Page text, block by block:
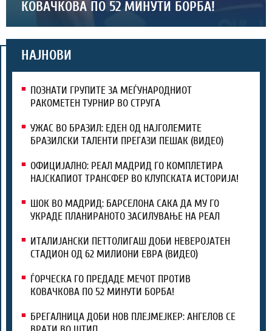
КОВАЧКОВА ПО 52 МИНУТИ БОРБА!
НАЈНОВИ
ПОЗНАТИ ГРУПИТЕ ЗА МЕЃУНАРОДНИОТ
РАКОМЕТЕН ТУРНИР ВО СТРУГА
УЖАС ВО БРАЗИЛ: ЕДЕН ОД НАЈГОЛЕМИТЕ
БРАЗИЛСКИ ТАЛЕНТИ ПРЕГАЗИ ПЕШАК (ВИДЕО)
ОФИЦИЈАЛНО: РЕАЛ МАДРИД ГО КОМПЛЕТИРА
НАЈСКАПИОТ ТРАНСФЕР ВО КЛУПСКАТА ИСТОРИЈА!
ШОК ВО МАДРИД: БАРСЕЛОНА САКА ДА МУ ГО
УКРАДЕ ПЛАНИРАНОТО ЗАСИЛУВАЊЕ НА РЕАЛ
ИТАЛИЈАНСКИ ПЕТТОЛИГАШ ДОБИ НЕВЕРОЈАТЕН
СТАДИОН ОД 62 МИЛИОНИ ЕВРА (ВИДЕО)
ЃОРЧЕСКА ГО ПРЕДАДЕ МЕЧОТ ПРОТИВ
КОВАЧКОВА ПО 52 МИНУТИ БОРБА!
БРЕГАЛНИЦА ДОБИ НОВ ПЛЕЈМЕЈКЕР: АНГЕЛОВ СЕ